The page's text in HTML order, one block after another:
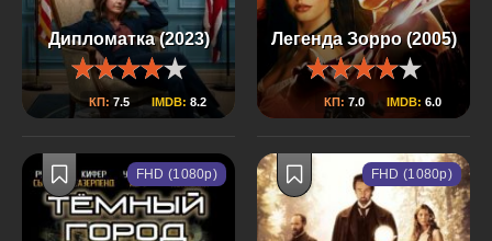
Дипломатка (2023)
КП: 7.5 IMDB: 8.2
Легенда Зорро (2005)
КП: 7.0 IMDB: 6.0
FHD (1080p) FHD (1080p)